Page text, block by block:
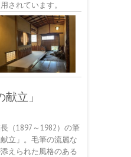
されています。
立」
（1897～1982）の筆
立」。毛筆の流麗な
えられた風格のある